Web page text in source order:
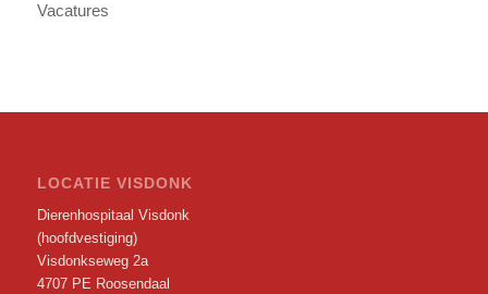
Vacatures
LOCATIE VISDONK
Dierenhospitaal Visdonk
(hoofdvestiging)
Visdonkseweg 2a
4707 PE Roosendaal